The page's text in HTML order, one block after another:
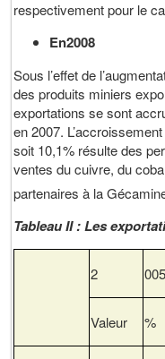
respectivement pour le
En2008
Sous l’effet de
des produits miniers
exportations se sont
en 2007.
soit 10,1% résulte des
ventes du cuivre, du
partenaires à la
Tableau II : Les
2 005
Valeur %